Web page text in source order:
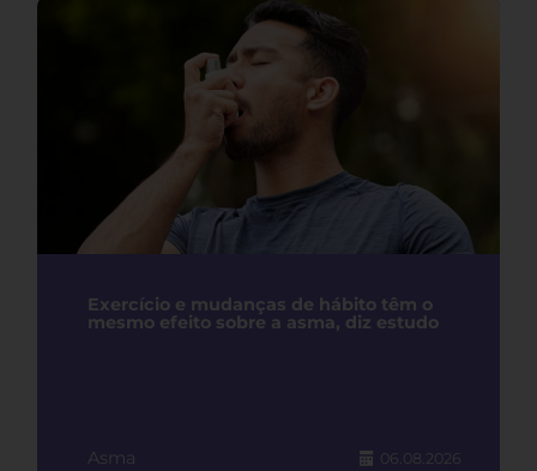
Exercício e mudanças de hábito têm o
mesmo efeito sobre a asma, diz estudo
Asma 06.08.2026